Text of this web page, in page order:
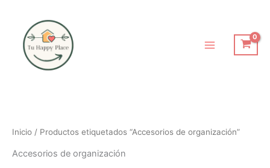
contenido
Inicio / Productos etiquetados “Accesorios de organización”
Accesorios de organización